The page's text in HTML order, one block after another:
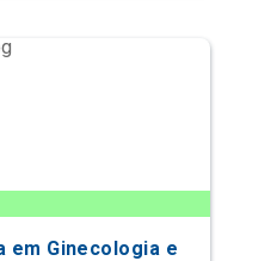
em Ginecologia e